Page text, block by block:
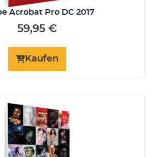
Acrobat Pro DC 2017
59,95 €
Kaufen